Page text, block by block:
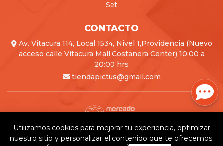
Set
CONTACTO
Av. Vitacura 114, Local 1534, Nivel 1,Providencia (Nuevo
acceso calle Vitacura Mall Costanera Center) 10:00 a
20:00 hrs
tiendapictus@gmail.com
Pictus © 2026
Creado porBsale
Utilizamos cookies para mejorar tu experiencia, optimizar
nuestro sitio y personalizar el contenido que te ofrecemos.